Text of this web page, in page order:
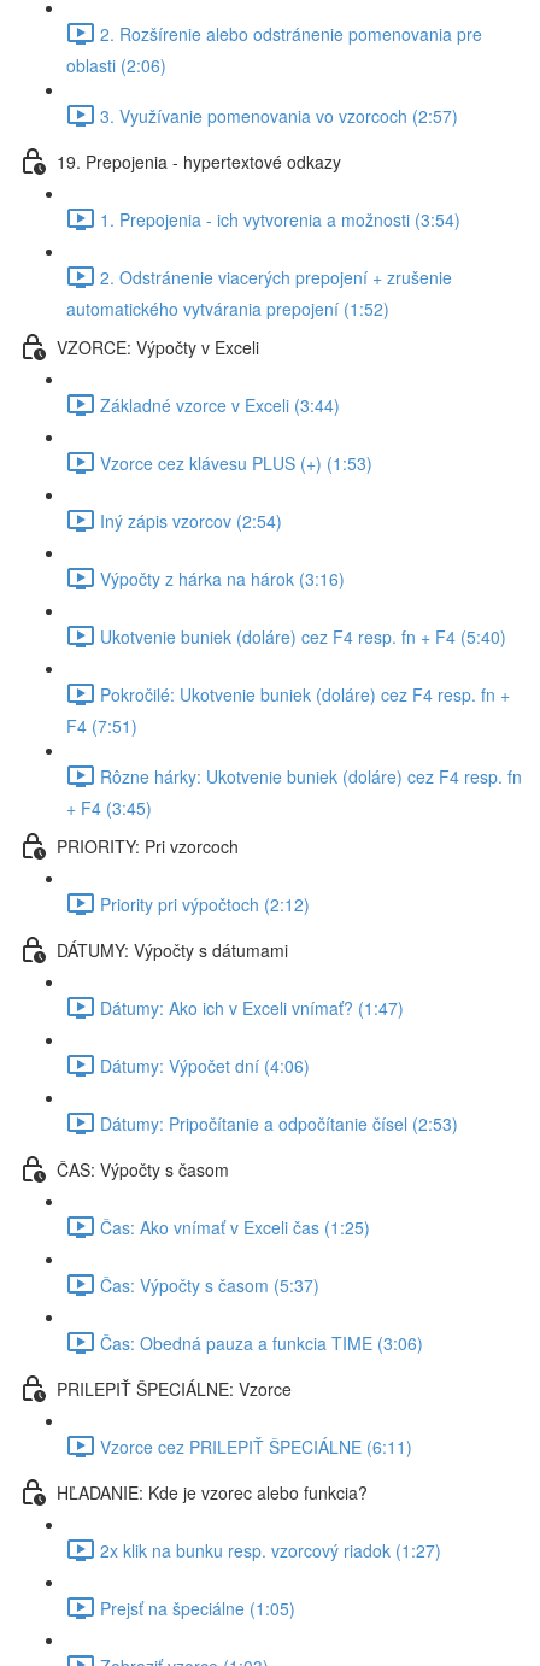
2. Rozšírenie alebo odstránenie pomenovania pre
oblasti (2:06)
3. Využívanie pomenovania vo vzorcoch (2:57)
19. Prepojenia - hypertextové odkazy
1. Prepojenia - ich vytvorenia a možnosti (3:54)
2. Odstránenie viacerých prepojení + zrušenie
automatického vytvárania prepojení (1:52)
VZORCE: Výpočty v Exceli
Základné vzorce v Exceli (3:44)
Vzorce cez klávesu PLUS (+) (1:53)
Iný zápis vzorcov (2:54)
Výpočty z hárka na hárok (3:16)
Ukotvenie buniek (doláre) cez F4 resp. fn + F4 (5:40)
Pokročilé: Ukotvenie buniek (doláre) cez F4 resp. fn +
F4 (7:51)
Rôzne hárky: Ukotvenie buniek (doláre) cez F4 resp. fn
+ F4 (3:45)
PRIORITY: Pri vzorcoch
Priority pri výpočtoch (2:12)
DÁTUMY: Výpočty s dátumami
Dátumy: Ako ich v Exceli vnímať? (1:47)
Dátumy: Výpočet dní (4:06)
Dátumy: Pripočítanie a odpočítanie čísel (2:53)
ČAS: Výpočty s časom
Čas: Ako vnímať v Exceli čas (1:25)
Čas: Výpočty s časom (5:37)
Čas: Obedná pauza a funkcia TIME (3:06)
PRILEPIŤ ŠPECIÁLNE: Vzorce
Vzorce cez PRILEPIŤ ŠPECIÁLNE (6:11)
HĽADANIE: Kde je vzorec alebo funkcia?
2x klik na bunku resp. vzorcový riadok (1:27)
Prejsť na špeciálne (1:05)